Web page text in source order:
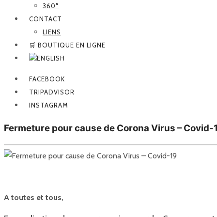
360°
CONTACT
LIENS
🛒 BOUTIQUE EN LIGNE
FACEBOOK
TRIPADVISOR
INSTAGRAM
Fermeture pour cause de Corona Virus – Covid-
A toutes et tous,